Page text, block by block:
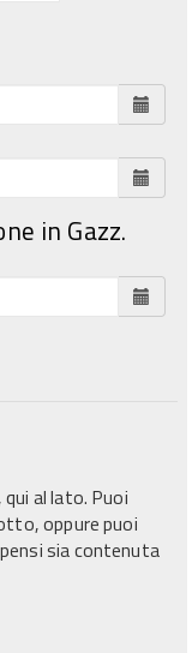
in Gazz.
al lato. Puoi
oppure puoi
sia contenuta